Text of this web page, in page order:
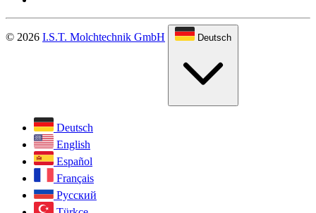
© 2026 I.S.T. Molchtechnik GmbH Deutsch
Deutsch
English
Español
Français
Русский